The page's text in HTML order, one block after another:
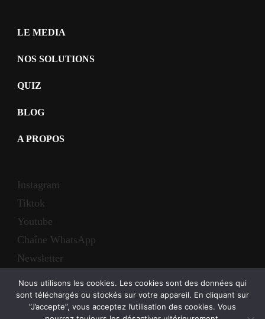
LE MEDIA
NOS SOLUTIONS
QUIZ
BLOG
A PROPOS
Instagram
Tiktok
Youtube
Chaîne WhatsApp
Newsletter
Nous utilisons les cookies. Les cookies sont des données qui
sont téléchargés ou stockés sur votre appareil. En cliquant sur
”J’accepte”, vous acceptez l’utilisation des cookies. Vous